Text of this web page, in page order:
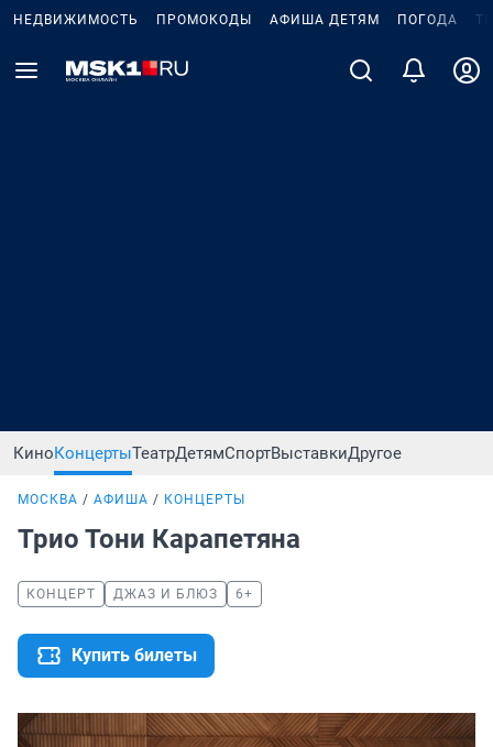
НЕДВИЖИМОСТЬ ПРОМОКОДЫ АФИША ДЕТЯМ ПОГОДА
КиноКонцертыТеатрДетямСпортВыставкиДругое
МОСКВА АФИША КОНЦЕРТЫ
Трио Тони Карапетяна
КОНЦЕРТ ДЖАЗ И БЛЮЗ 6+
Купить билеты